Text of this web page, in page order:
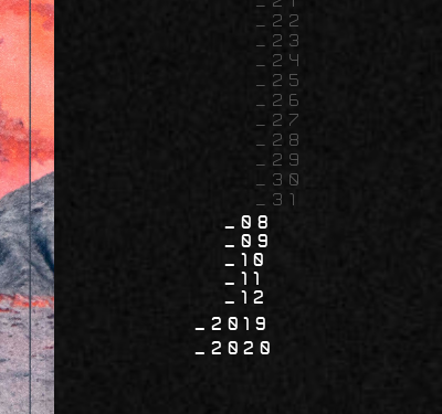
22
23
24
25
26
27
28
29
30
31
08
09
10
11
12
2019
2020